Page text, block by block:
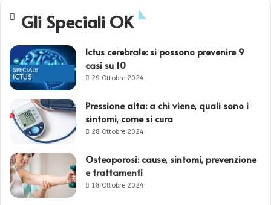
Gli Speciali OK
Ictus cerebrale: si possono prevenire 9
casi su 10
29 Ottobre 2024
Pressione alta: a chi viene, quali sono i
sintomi, come si cura
28 Ottobre 2024
Osteoporosi: cause, sintomi, prevenzione
e trattamenti
18 Ottobre 2024